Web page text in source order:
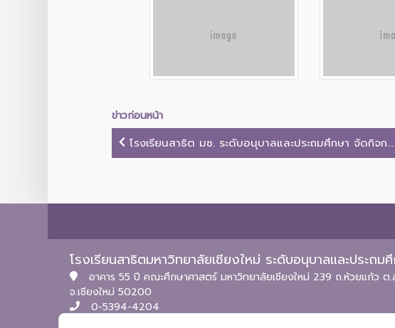
ข่าวก่อนหน้า
โรงเรียนสาธิต มช. ระดับอนุบาลและประถมศึกษา จัดกิจก...
โรงเรียนสาธิตมหาวิทยาลัยเชียงใหม่ ระดับอนุบาลและประถม
อาคาร 55 ปี คณะศึกษาศาสตร์ มหาวิทยาลัยเชียงใหม่ 239 ถ.ห้วยแก้ว ต.
จ.เชียงใหม่ 50200
0-5394-4204